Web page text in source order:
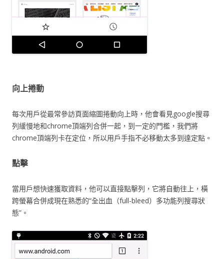
向上捲動
每次用戶從最常參訪頁面縮圖捲動向上時，他會看見google搜尋
列緩慢地和chrome頂端列合併一起，到一定的門檻，我們將
chrome頂端列卡在定位，所以用戶手指不必移動太多到達定點。
點擊
當用戶想快速獲取資料，他可以直接點擊列，它將自動往上，橫
跨螢幕合併成現在熟悉的“全出血（full-bleed）多功能列搜尋狀
態”。